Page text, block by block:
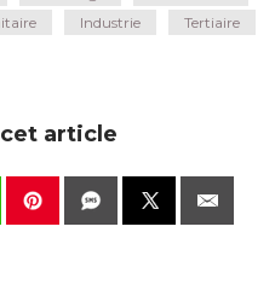
Industrie Tertiaire
article